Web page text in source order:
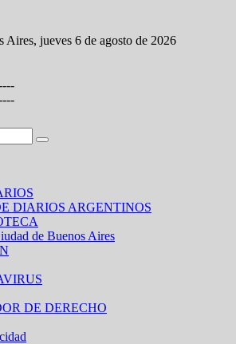
Aires, jueves 6 de agosto de 2026
DIARIOS ARGENTINOS
de Buenos Aires
DE DERECHO